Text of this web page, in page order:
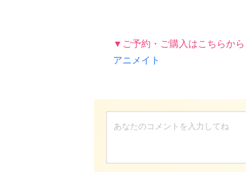
▼ご予約・ご購入はこちらから
アニメイト